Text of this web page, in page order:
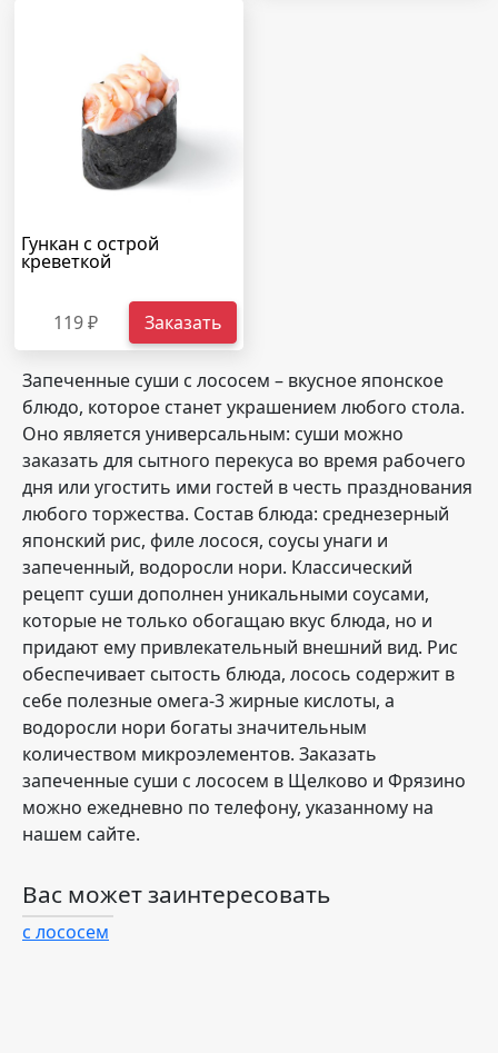
Гункан с острой
креветкой
119 ₽ Заказать
Запеченные суши с лососем – вкусное японское
блюдо, которое станет украшением любого стола.
Оно является универсальным: суши можно
заказать для сытного перекуса во время рабочего
дня или угостить ими гостей в честь празднования
любого торжества. Состав блюда: среднезерный
японский рис, филе лосося, соусы унаги и
запеченный, водоросли нори. Классический
рецепт суши дополнен уникальными соусами,
которые не только обогащаю вкус блюда, но и
придают ему привлекательный внешний вид. Рис
обеспечивает сытость блюда, лосось содержит в
себе полезные омега-3 жирные кислоты, а
водоросли нори богаты значительным
количеством микроэлементов. Заказать
запеченные суши с лососем в Щелково и Фрязино
можно ежедневно по телефону, указанному на
нашем сайте.
Вас может заинтересовать
с лососем